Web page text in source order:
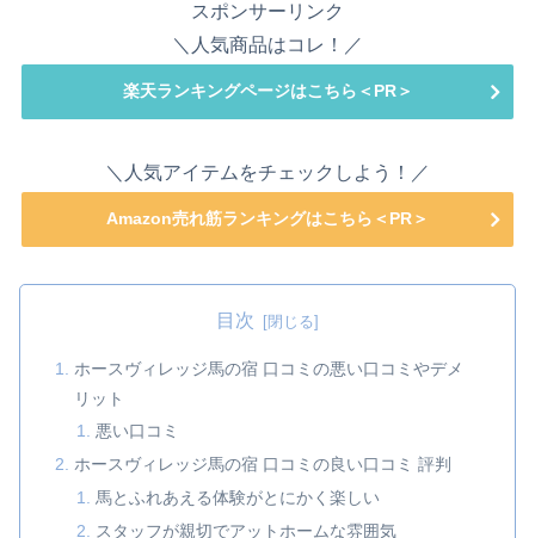
スポンサーリンク
＼人気商品はコレ！／
楽天ランキングページはこちら＜PR＞
＼人気アイテムをチェックしよう！／
Amazon売れ筋ランキングはこちら＜PR＞
目次
ホースヴィレッジ馬の宿 口コミの悪い口コミやデメ
リット
悪い口コミ
ホースヴィレッジ馬の宿 口コミの良い口コミ 評判
馬とふれあえる体験がとにかく楽しい
スタッフが親切でアットホームな雰囲気